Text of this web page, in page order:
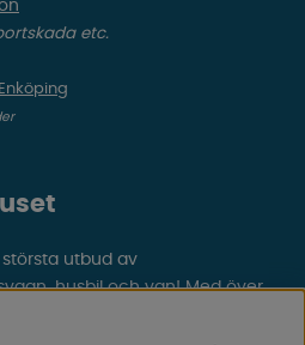
etc.
största utbud av
husbil och van! Med över